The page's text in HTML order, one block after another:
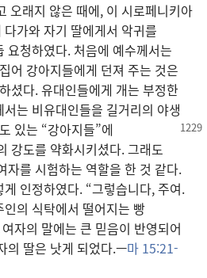
오래지 않은 때에, 이 시로페니키아
가와 자기 딸에게서 악귀를
요청하였다. 처음에 예수께서는
어 강아지들에게 던져 주는 것은
셨다. 유대인들에게 개는 부정한
는 비유대인들을 길거리의 야생
있는 “강아지들”에
강도를 약화시키셨다. 그래도
자를 시험하는 역할을 한 것 같다.
인정하였다. “그렇습니다, 주여.
의 식탁에서 떨어지는 빵
자의 말에는 큰 믿음이 반영되어
의 딸은 낫게 되었다.—마 15:21-